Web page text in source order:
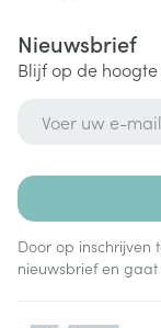
Nieuwsbrief
Blijf op de
Door op inschrijven
nieuwsbrief en